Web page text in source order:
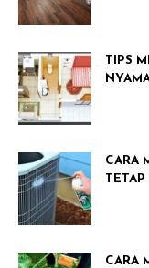
TIPS
CARA
TETAP
CARA